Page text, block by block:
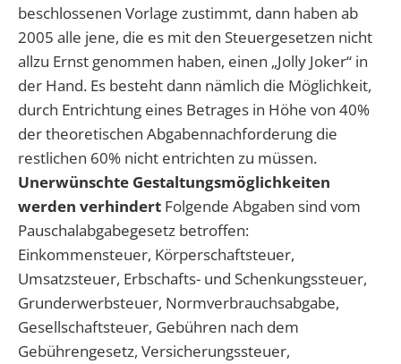
beschlossenen Vorlage zustimmt, dann haben ab
2005 alle jene, die es mit den Steuergesetzen nicht
allzu Ernst genommen haben, einen „Jolly Joker“ in
der Hand. Es besteht dann nämlich die Möglichkeit,
durch Entrichtung eines Betrages in Höhe von 40%
der theoretischen Abgabennachforderung die
restlichen 60% nicht entrichten zu müssen.
Unerwünschte Gestaltungsmöglichkeiten
werden verhindert Folgende Abgaben sind vom
Pauschalabgabegesetz betroffen:
Einkommensteuer, Körperschaftsteuer,
Umsatzsteuer, Erbschafts- und Schenkungssteuer,
Grunderwerbsteuer, Normverbrauchsabgabe,
Gesellschaftsteuer, Gebühren nach dem
Gebührengesetz, Versicherungssteuer,